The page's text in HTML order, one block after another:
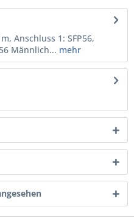
Anschluss 1: SFP56,
Männlich... mehr